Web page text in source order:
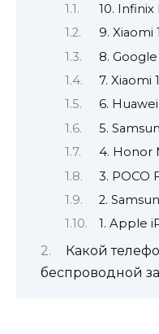
10.
9. Xiaomi
8.
7. Xiaomi
6.
5.
4. Honor
3. POCO
2.
1. Apple
Какой
беспроводной